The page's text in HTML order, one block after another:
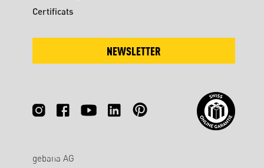
Certificats
NEWSLETTER
gebana AG